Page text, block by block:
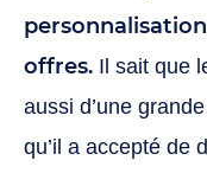
offres. Il sait que
aussi d’une
qu’il a accepté de